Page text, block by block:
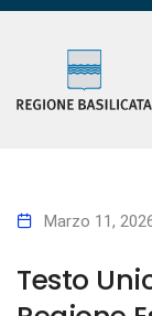
Marzo 11,
Testo